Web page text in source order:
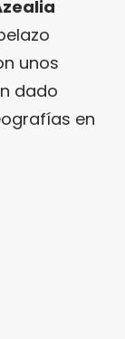
unos
dado
en